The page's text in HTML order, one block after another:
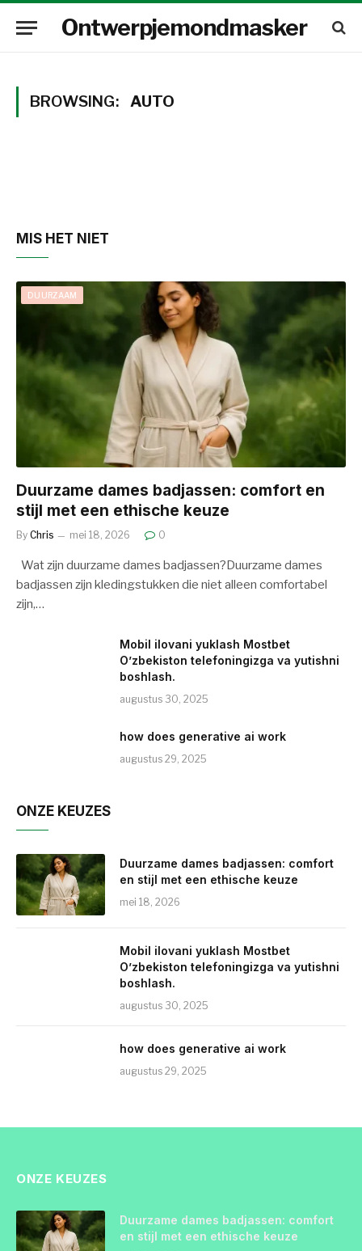
Ontwerpjemondmasker
BROWSING: AUTO
MIS HET NIET
DUURZAAM
Duurzame dames badjassen: comfort en
stijl met een ethische keuze
By Chris mei 18, 2026 0
Wat zijn duurzame dames badjassen?Duurzame dames
badjassen zijn kledingstukken die niet alleen comfortabel
zijn,…
Mobil ilovani yuklash Mostbet
O’zbekiston telefoningizga va yutishni
boshlash.
augustus 30, 2025
how does generative ai work
augustus 29, 2025
ONZE KEUZES
Duurzame dames badjassen: comfort
en stijl met een ethische keuze
mei 18, 2026
Mobil ilovani yuklash Mostbet
O’zbekiston telefoningizga va yutishni
boshlash.
augustus 30, 2025
how does generative ai work
augustus 29, 2025
ONZE KEUZES
Duurzame dames badjassen: comfort
en stijl met een ethische keuze